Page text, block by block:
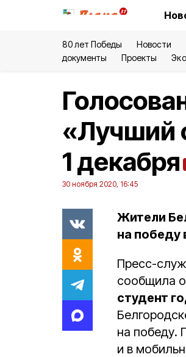
80 лет Победы Новости
документы
Проекты
«Лучший
1 декабря
30 ноября 2020, 16:45
Жители
на победу
Пресс-
сообщила о
студент
на победу.
и в